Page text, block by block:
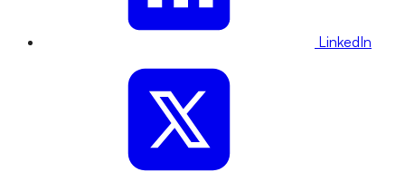
LinkedIn